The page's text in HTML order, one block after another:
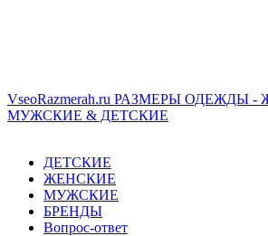
VseoRazmerah.ru РАЗМЕРЫ ОДЕЖДЫ -
МУЖСКИЕ & ДЕТСКИЕ
ДЕТСКИЕ
ЖЕНСКИЕ
МУЖСКИЕ
БРЕНДЫ
Вопрос-ответ